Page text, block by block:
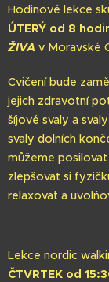
Hodinové lekce
ÚTERÝ od 8
ŽIVA v Moravské
Cvičení bude
jejich zdravotní
šíjové svaly a
svaly dolních
můžeme
zlepšovat si
relaxovat a
Lekce nordic
ČTVRTEK od